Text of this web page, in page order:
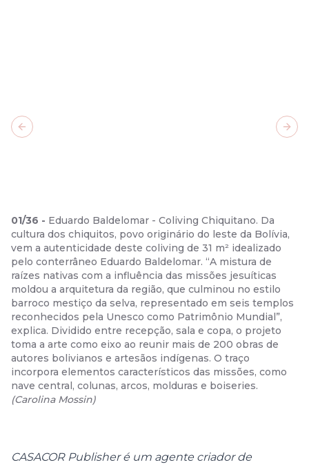
01/36 - Eduardo Baldelomar - Coliving Chiquitano. Da
cultura dos chiquitos, povo originário do leste da Bolívia,
vem a autenticidade deste coliving de 31 m² idealizado
pelo conterrâneo Eduardo Baldelomar. “A mistura de
raízes nativas com a influência das missões jesuíticas
moldou a arquitetura da região, que culminou no estilo
barroco mestiço da selva, representado em seis templos
reconhecidos pela Unesco como Patrimônio Mundial”,
explica. Dividido entre recepção, sala e copa, o projeto
toma a arte como eixo ao reunir mais de 200 obras de
autores bolivianos e artesãos indígenas. O traço
incorpora elementos característicos das missões, como
nave central, colunas, arcos, molduras e boiseries.
(Carolina Mossin)
Previous slide
CASACOR Publisher é um agente criador de